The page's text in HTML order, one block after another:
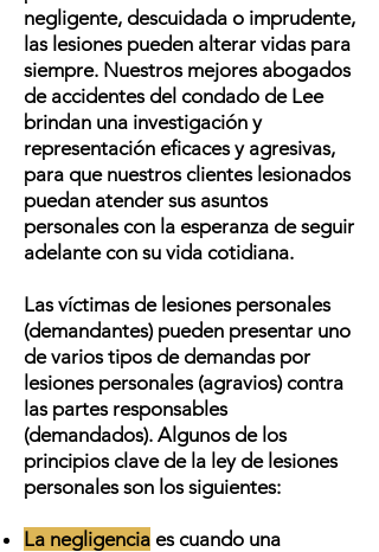
negligente, descuidada o imprudente,
las lesiones pueden alterar vidas para
siempre. Nuestros mejores abogados
de accidentes del condado de Lee
brindan una investigación y
representación eficaces y agresivas,
para que nuestros clientes lesionados
puedan atender sus asuntos
personales con la esperanza de seguir
adelante con su vida cotidiana.
Las víctimas de lesiones personales
(demandantes) pueden presentar uno
de varios tipos de demandas por
lesiones personales (agravios) contra
las partes responsables
(demandados). Algunos de los
principios clave de la ley de lesiones
personales son los siguientes:
La negligencia es cuando una